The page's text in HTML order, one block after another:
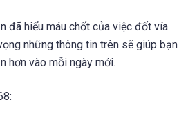
đã hiểu máu chốt của việc đốt vía
những thông tin trên sẽ giúp bạn
hơn vào mỗi ngày mới.